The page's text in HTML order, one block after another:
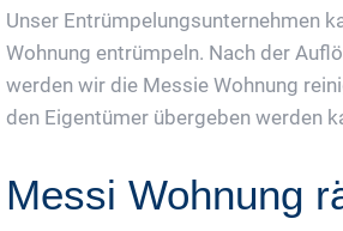
Unser Entrümpelungsunternehmen
Wohnung entrümpeln. Nach der
werden wir die Messie Wohnung
den Eigentümer übergeben werden
Messi Wohnung